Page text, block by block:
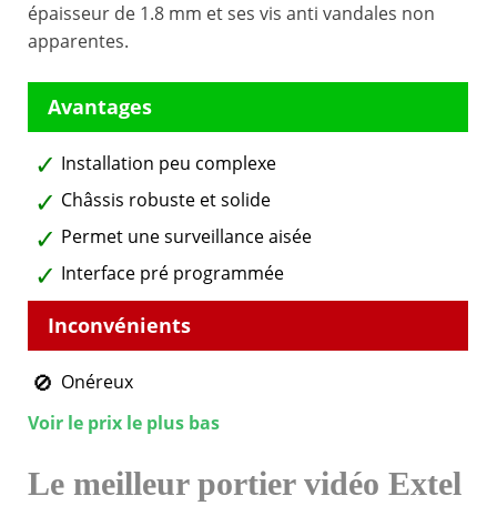
épaisseur de 1.8 mm et ses vis anti vandales non
apparentes.
Installation peu complexe
Châssis robuste et solide
Permet une surveillance aisée
Interface pré programmée
Onéreux
Voir le prix le plus bas
Le meilleur portier vidéo Extel